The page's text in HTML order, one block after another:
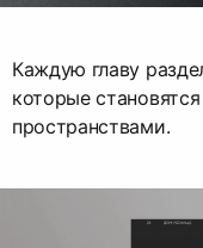
Каждую главу
которые
пространствами.